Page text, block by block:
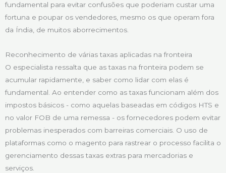
fundamental para evitar confusões que poderiam custar uma
fortuna e poupar os vendedores, mesmo os que operam fora
da Índia, de muitos aborrecimentos.
Reconhecimento de várias taxas aplicadas na fronteira
O especialista ressalta que as taxas na fronteira podem se
acumular rapidamente, e saber como lidar com elas é
fundamental. Ao entender como as taxas funcionam além dos
impostos básicos - como aquelas baseadas em códigos HTS e
no valor FOB de uma remessa - os fornecedores podem evitar
problemas inesperados com barreiras comerciais. O uso de
plataformas como o magento para rastrear o processo facilita o
gerenciamento dessas taxas extras para mercadorias e
serviços.